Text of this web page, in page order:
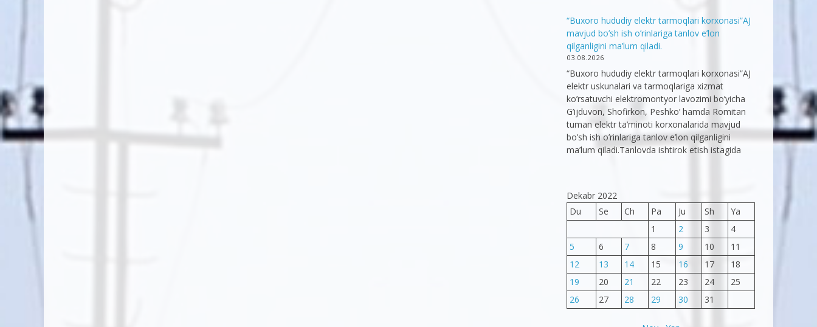
“Buxoro hududiy elektr tarmoqlari korxonasi”AJ
mavjud bo’sh ish o’rinlariga tanlov e’lon
qilganligini ma’lum qiladi.
03.08.2026
“Buxoro hududiy elektr tarmoqlari korxonasi”AJ
elektr uskunalari va tarmoqlariga xizmat
ko’rsatuvchi elektromontyor lavozimi bo’yicha
G’ijduvon, Shofirkon, Peshko’ hamda Romitan
tuman elektr ta’minoti korxonalarida mavjud
bo’sh ish o’rinlariga tanlov e’lon qilganligini
ma’lum qiladi.Tanlovda ishtirok etish istagida
Dekabr 2022
Du
Se Ch Pa Ju Sh
Ya
1
2 3
4
5
6 7 8 9 10
11
12
13 14 15 16 17
18
19
20 21 22 23 24
25
26
27 28 29 30 31